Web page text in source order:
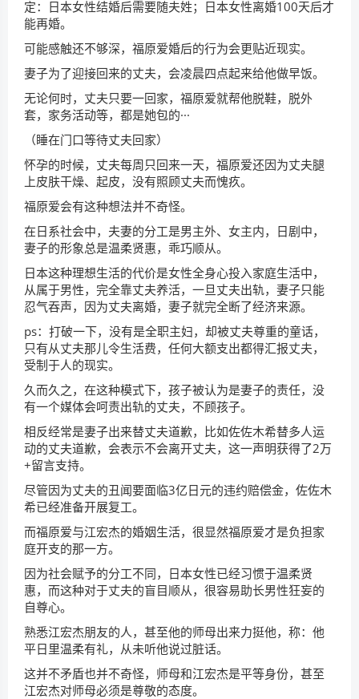
定：日本女性结婚后需要随夫姓；日本女性离婚100天后才
能再婚。
可能感触还不够深，福原爱婚后的行为会更贴近现实。
妻子为了迎接回来的丈夫，会凌晨四点起来给他做早饭。
无论何时，丈夫只要一回家，福原爱就帮他脱鞋，脱外
套，家务活动等，都是她包的···
（睡在门口等待丈夫回家）
怀孕的时候，丈夫每周只回来一天，福原爱还因为丈夫腿
上皮肤干燥、起皮，没有照顾丈夫而愧疚。
福原爱会有这种想法并不奇怪。
在日系社会中，夫妻的分工是男主外、女主内，日剧中，
妻子的形象总是温柔贤惠，乖巧顺从。
日本这种理想生活的代价是女性全身心投入家庭生活中，
从属于男性，完全靠丈夫养活，一旦丈夫出轨，妻子只能
忍气吞声，因为丈夫离婚，妻子就完全断了经济来源。
ps：打破一下，没有是全职主妇，却被丈夫尊重的童话，
只有从丈夫那儿令生活费，任何大额支出都得汇报丈夫，
受制于人的现实。
久而久之，在这种模式下，孩子被认为是妻子的责任，没
有一个媒体会呵责出轨的丈夫，不顾孩子。
相反经常是妻子出来替丈夫道歉，比如佐佐木希替多人运
动的丈夫道歉，会表示不会离开丈夫，这一声明获得了2万
+留言支持。
尽管因为丈夫的丑闻要面临3亿日元的违约赔偿金，佐佐木
希已经准备开展复工。
而福原爱与江宏杰的婚姻生活，很显然福原爱才是负担家
庭开支的那一方。
因为社会赋予的分工不同，日本女性已经习惯于温柔贤
惠，而这种对于丈夫的盲目顺从，很容易助长男性狂妄的
自尊心。
熟悉江宏杰朋友的人，甚至他的师母出来力挺他，称：他
平日里温柔有礼，从未听他说过脏话。
这并不矛盾也并不奇怪，师母和江宏杰是平等身份，甚至
江宏杰对师母必须是尊敬的态度。